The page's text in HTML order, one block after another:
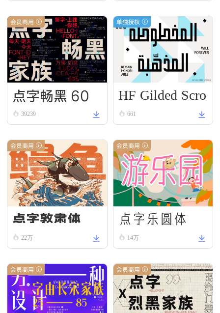
会员商用
点字畅黑 60
39239
单独授权
HF Gilded Scro
ll 661
会员商用
点字敦肃体
22万
会员商用
点字乐圆体
14万
会员商用 会员商用